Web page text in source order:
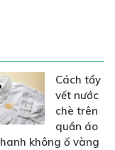
Cách tẩy
vết nước
chè trên
quần áo
không ố vàng